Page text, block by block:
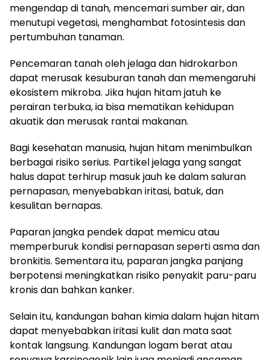
mengendap di tanah, mencemari sumber air, dan
menutupi vegetasi, menghambat fotosintesis dan
pertumbuhan tanaman.
Pencemaran tanah oleh jelaga dan hidrokarbon
dapat merusak kesuburan tanah dan memengaruhi
ekosistem mikroba. Jika hujan hitam jatuh ke
perairan terbuka, ia bisa mematikan kehidupan
akuatik dan merusak rantai makanan.
Bagi kesehatan manusia, hujan hitam menimbulkan
berbagai risiko serius. Partikel jelaga yang sangat
halus dapat terhirup masuk jauh ke dalam saluran
pernapasan, menyebabkan iritasi, batuk, dan
kesulitan bernapas.
Paparan jangka pendek dapat memicu atau
memperburuk kondisi pernapasan seperti asma dan
bronkitis. Sementara itu, paparan jangka panjang
berpotensi meningkatkan risiko penyakit paru-paru
kronis dan bahkan kanker.
Selain itu, kandungan bahan kimia dalam hujan hitam
dapat menyebabkan iritasi kulit dan mata saat
kontak langsung. Kandungan logam berat atau